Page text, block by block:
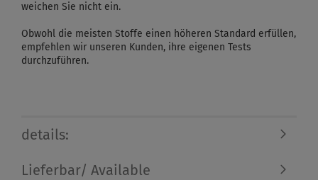
weichen Sie nicht ein.
Obwohl die meisten Stoffe einen höheren Standard erfüllen,
empfehlen wir unseren Kunden, ihre eigenen Tests
durchzuführen.
details:
Lieferbar/ Available